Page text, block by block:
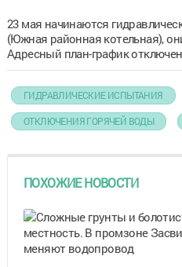
23 мая начинаются
(Южная районная котельная),
Адресный план-график
ГИДРАВЛИЧЕСКИЕ ИСПЫТАНИЯ
ОТКЛЮЧЕНИЯ ГОРЯЧЕЙ ВОДЫ
ПОХОЖИЕ НОВОСТИ